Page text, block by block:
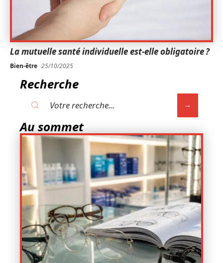
La mutuelle santé individuelle est-elle obligatoire ?
Bien-être 25/10/2025
Recherche
Au sommet